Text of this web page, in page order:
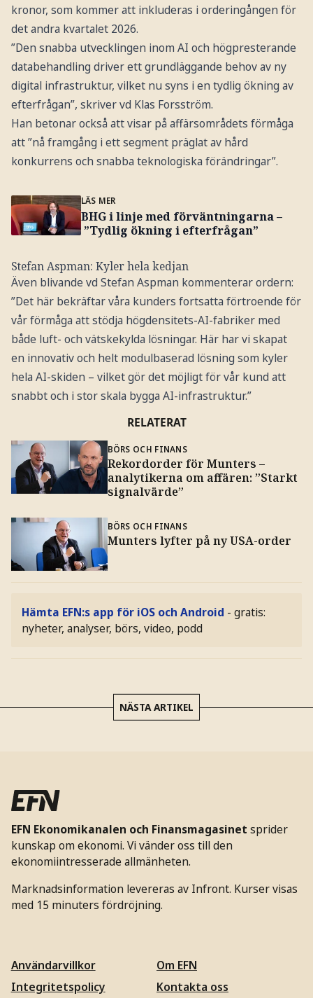
kronor, som kommer att inkluderas i orderingången för
det andra kvartalet 2026.
”Den snabba utvecklingen inom AI och högpresterande
databehandling driver ett grundläggande behov av ny
digital infrastruktur, vilket nu syns i en tydlig ökning av
efterfrågan”, skriver vd Klas Forsström.
Han betonar också att visar på affärsområdets förmåga
att ”nå framgång i ett segment präglat av hård
konkurrens och snabba teknologiska förändringar”.
LÄS MER
BHG i linje med förväntningarna –
”Tydlig ökning i efterfrågan”
Stefan Aspman: Kyler hela kedjan
Även blivande vd Stefan Aspman kommenterar ordern:
”Det här bekräftar våra kunders fortsatta förtroende för
vår förmåga att stödja högdensitets-AI-fabriker med
både luft- och vätskekylda lösningar. Här har vi skapat
en innovativ och helt modulbaserad lösning som kyler
hela AI-skiden – vilket gör det möjligt för vår kund att
snabbt och i stor skala bygga AI-infrastruktur.”
RELATERAT
BÖRS OCH FINANS
Rekordorder för Munters –
analytikerna om affären: ”Starkt
signalvärde”
BÖRS OCH FINANS
Munters lyfter på ny USA-order
Hämta EFN:s app för iOS och Android - gratis:
nyheter, analyser, börs, video, podd
NÄSTA ARTIKEL
EFN Ekonomikanalen och Finansmagasinet sprider
kunskap om ekonomi. Vi vänder oss till den
ekonomiintresserade allmänheten.
Marknadsinformation levereras av Infront. Kurser visas
med 15 minuters fördröjning.
Användarvillkor
Integritetspolicy
Om EFN
Kontakta oss